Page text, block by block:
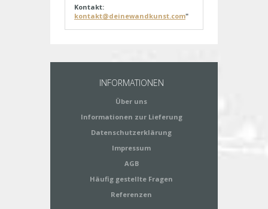
Kontakt:
kontakt@deinewandkunst.com"
INFORMATIONEN
Über uns
Informationen zur Lieferung
Datenschutzerklärung
Impressum
AGB
Häufig gestellte Fragen
Referenzen